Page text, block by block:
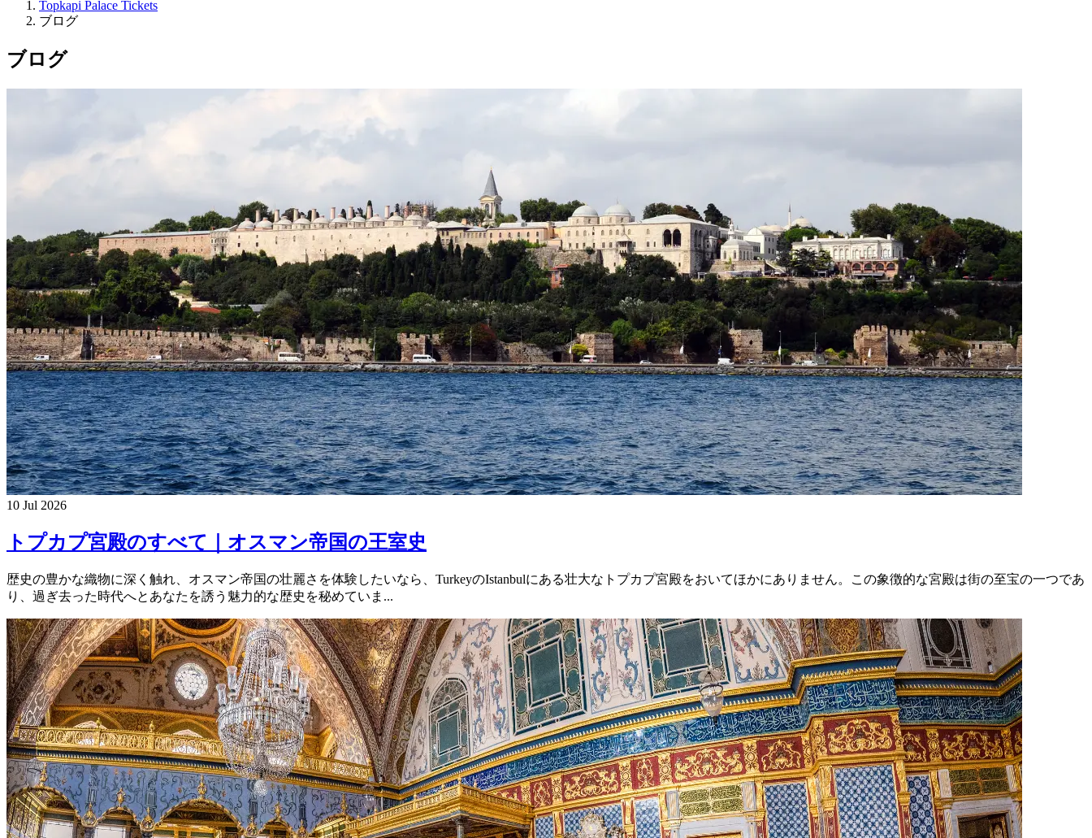
Topkapi Palace Tickets
ブログ
ブログ
10 Jul 2026
トプカプ宮殿のすべて｜オスマン帝国の王室史
歴史の豊かな織物に深く触れ、オスマン帝国の壮麗さを体験したいなら、TurkeyのIstanbulにある壮大なトプカプ宮殿をおいてほかにありません。この象徴的な宮殿は街の至宝の一つであ
り、過ぎ去った時代へとあなたを誘う魅力的な歴史を秘めていま...